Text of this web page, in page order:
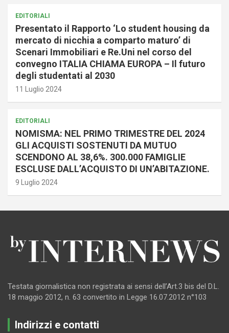
EDITORIALI
Presentato il Rapporto ‘Lo student housing da
mercato di nicchia a comparto maturo’ di
Scenari Immobiliari e Re.Uni nel corso del
convegno ITALIA CHIAMA EUROPA – Il futuro
degli studentati al 2030
11 Luglio 2024
EDITORIALI
NOMISMA: NEL PRIMO TRIMESTRE DEL 2024
GLI ACQUISTI SOSTENUTI DA MUTUO
SCENDONO AL 38,6%. 300.000 FAMIGLIE
ESCLUSE DALL’ACQUISTO DI UN’ABITAZIONE.
9 Luglio 2024
Testata giornalistica non registrata ai sensi dell’Art.3 bis del D.L.
18 maggio 2012, n. 63 convertito in Legge 16.07.2012 n°103
Indirizzi e contatti